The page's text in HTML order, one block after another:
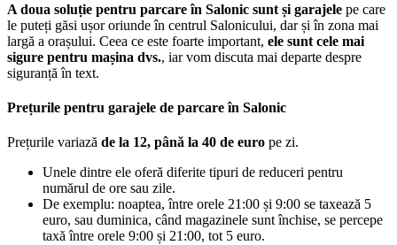
A doua soluție pentru parcare în Salonic sunt și garajele pe care
le puteți găsi ușor oriunde în centrul Salonicului, dar și în zona mai
largă a orașului. Ceea ce este foarte important, ele sunt cele mai
sigure pentru mașina dvs., iar vom discuta mai departe despre
siguranță în text.
Prețurile pentru garajele de parcare în Salonic
Prețurile variază de la 12, până la 40 de euro pe zi.
Unele dintre ele oferă diferite tipuri de reduceri pentru
numărul de ore sau zile.
De exemplu: noaptea, între orele 21:00 și 9:00 se taxează 5
euro, sau duminica, când magazinele sunt închise, se percepe
taxă între orele 9:00 și 21:00, tot 5 euro.